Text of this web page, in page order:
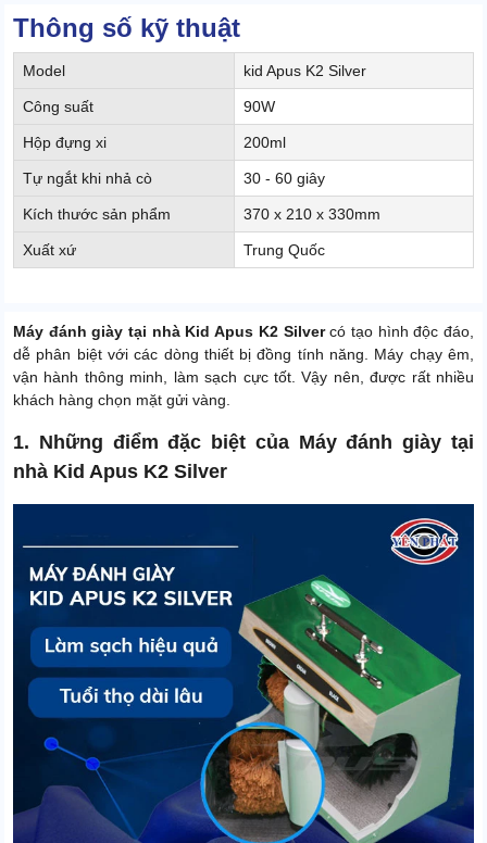
Thông số kỹ thuật
Model kid Apus K2 Silver
Công suất 90W
Hộp đựng xi 200ml
Tự ngắt khi nhả cò 30 - 60 giây
Kích thước sản phẩm 370 x 210 x 330mm
Xuất xứ Trung Quốc
Máy đánh giày tại nhà Kid Apus K2 Silvercó tạo hình độc đáo,
dễ phân biệt với các dòng thiết bị đồng tính năng. Máy chạy êm,
vận hành thông minh, làm sạch cực tốt. Vậy nên, được rất nhiều
khách hàng chọn mặt gửi vàng.
1. Những điểm đặc biệt của Máy đánh giày tại
nhà Kid Apus K2 Silver